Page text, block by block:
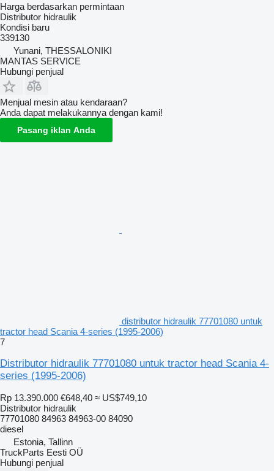
Harga berdasarkan permintaan
Distributor hidraulik
Kondisi baru
339130
Yunani, THESSALONIKI
MANTAS SERVICE
Hubungi penjual
Menjual mesin atau kendaraan?
Anda dapat melakukannya dengan kami!
Pasang iklan Anda
distributor hidraulik 77701080 untuk
tractor head Scania 4-series (1995-2006)
7
Distributor hidraulik 77701080 untuk tractor head Scania 4-
series (1995-2006)
Rp 13.390.000 €648,40 ≈ US$749,10
Distributor hidraulik
77701080 84963 84963-00 84090
diesel
Estonia, Tallinn
TruckParts Eesti OÜ
Hubungi penjual